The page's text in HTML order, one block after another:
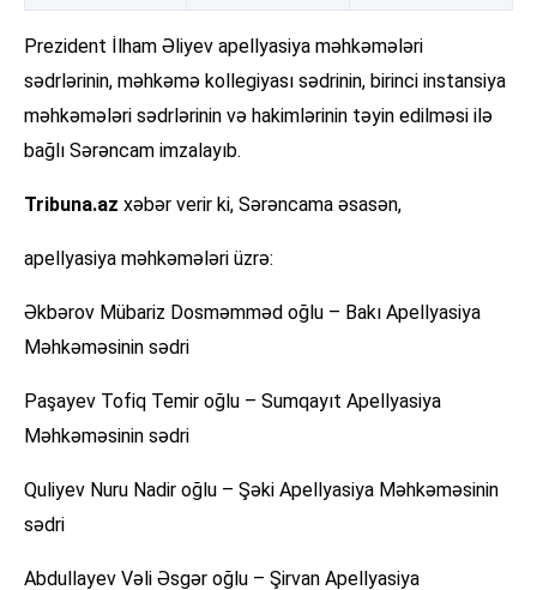
Prezident İlham Əliyev apellyasiya məhkəmələri
sədrlərinin, məhkəmə kollegiyası sədrinin, birinci instansiya
məhkəmələri sədrlərinin və hakimlərinin təyin edilməsi ilə
bağlı Sərəncam imzalayıb.
Tribuna.az xəbər verir ki, Sərəncama əsasən,
apellyasiya məhkəmələri üzrə:
Əkbərov Mübariz Dosməmməd oğlu – Bakı Apellyasiya
Məhkəməsinin sədri
Paşayev Tofiq Temir oğlu – Sumqayıt Apellyasiya
Məhkəməsinin sədri
Quliyev Nuru Nadir oğlu – Şəki Apellyasiya Məhkəməsinin
sədri
Abdullayev Vəli Əsgər oğlu – Şirvan Apellyasiya